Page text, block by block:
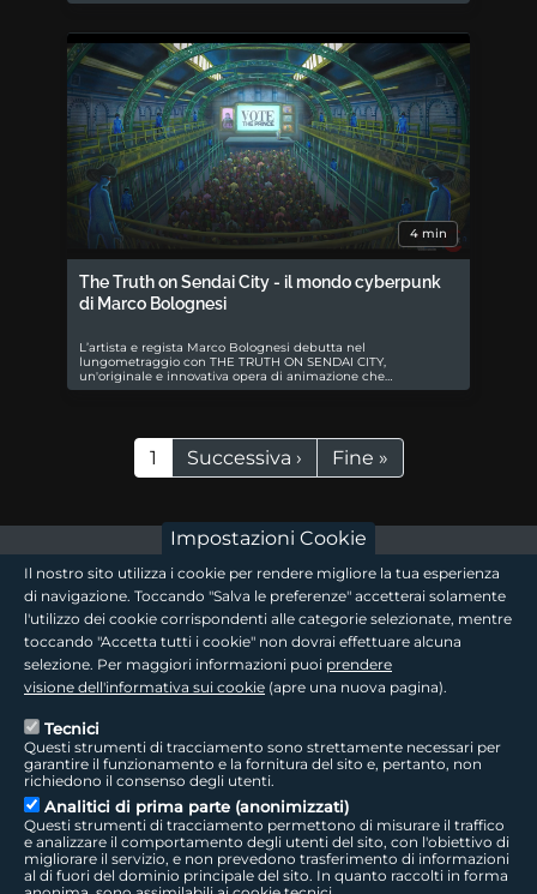
4 min
The Truth on Sendai City - il mondo cyberpunk
di Marco Bolognesi
L’artista e regista Marco Bolognesi debutta nel
lungometraggio con THE TRUTH ON SENDAI CITY,
un'originale e innovativa opera di animazione che…
Paginazione
Pagina attuale
1 Pagina successiva
Successiva › Ultima pagina
Fine »
footer - sezione logo 1
footer - sezione logo2
footer - sezione link utili
Seguici sui social
LepidaTV | Accessibilità | Cookie | Privacy | Social Media Policy
Impostazioni Cookie
Il nostro sito utilizza i cookie per rendere migliore la tua esperienza
di navigazione. Toccando "Salva le preferenze" accetterai solamente
l'utilizzo dei cookie corrispondenti alle categorie selezionate, mentre
toccando "Accetta tutti i cookie" non dovrai effettuare alcuna
selezione. Per maggiori informazioni puoi prendere
visione dell'informativa sui cookie (apre una nuova pagina).
Tecnici
Questi strumenti di tracciamento sono strettamente necessari per
garantire il funzionamento e la fornitura del sito e, pertanto, non
richiedono il consenso degli utenti.
Analitici di prima parte (anonimizzati)
Questi strumenti di tracciamento permettono di misurare il traffico
e analizzare il comportamento degli utenti del sito, con l'obiettivo di
migliorare il servizio, e non prevedono trasferimento di informazioni
al di fuori del dominio principale del sito. In quanto raccolti in forma